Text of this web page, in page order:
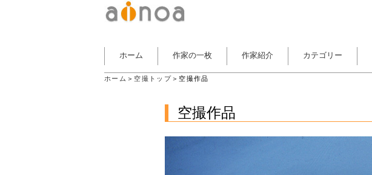
ホーム 作家の一枚 作家紹介 カテゴリー
ホーム ＞ 空撮トップ＞空撮作品
空撮作品